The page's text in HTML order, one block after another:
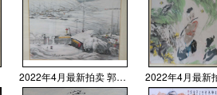
马彦洋 蔡圣洁 令君 刘桂华
2022年4月最新拍卖 郭德亮 作品价格8000